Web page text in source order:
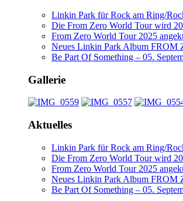
Linkin Park für Rock am Ring/
Die From Zero World Tour wird
From Zero World Tour 2025
Neues Linkin Park Album FROM
Be Part Of Something – 05.
Gallerie
Aktuelles
Linkin Park für Rock am Ring/
Die From Zero World Tour wird
From Zero World Tour 2025
Neues Linkin Park Album FROM
Be Part Of Something – 05.